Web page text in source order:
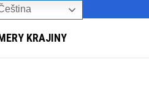
O nás
KRAJINY